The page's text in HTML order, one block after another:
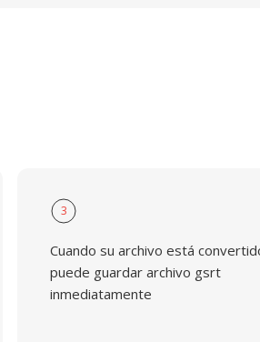
3
Cuando su archivo está
puede guardar archivo gsrt
inmediatamente